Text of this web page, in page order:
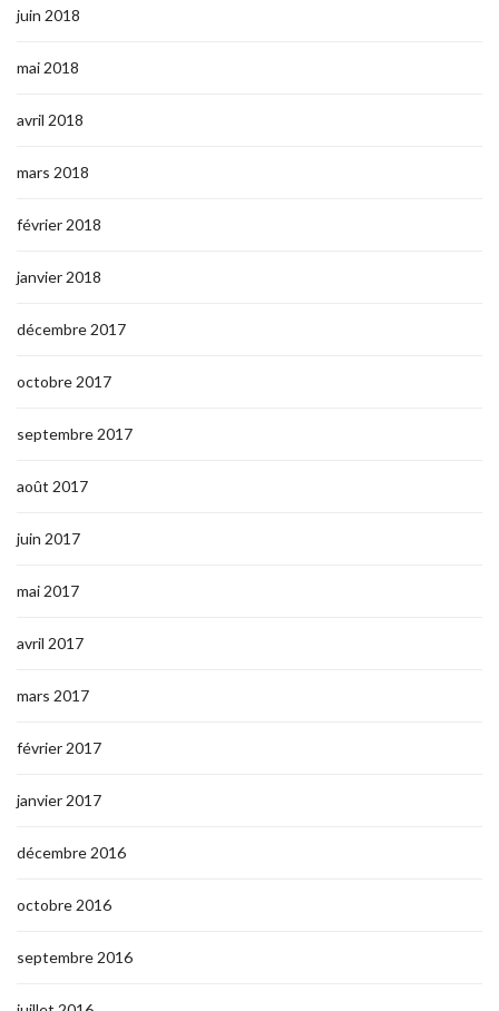
juin 2018
mai 2018
avril 2018
mars 2018
février 2018
janvier 2018
décembre 2017
octobre 2017
septembre 2017
août 2017
juin 2017
mai 2017
avril 2017
mars 2017
février 2017
janvier 2017
décembre 2016
octobre 2016
septembre 2016